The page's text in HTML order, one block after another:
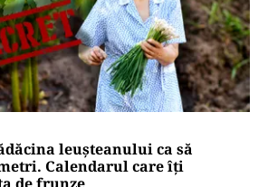
leușteanului ca să
Calendarul care îți